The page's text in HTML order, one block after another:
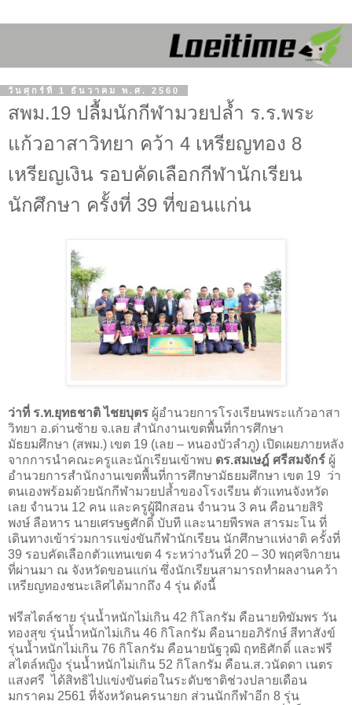
วันศุกร์ที่ 1 ธันวาคม พ.ศ. 2560
สพม.19 ปลื้มนักกีฬามวยปล้ำ ร.ร.พระ
แก้วอาสาวิทยา คว้า 4 เหรียญทอง 8
เหรียญเงิน รอบคัดเลือกกีฬานักเรียน
นักศึกษา ครั้งที่ 39 ที่ขอนแก่น
ว่าที่ ร.ท.ยุทธชาติ ไชยบุตร ผู้อำนวยการโรงเรียนพระแก้วอาสา
วิทยา อ.ด่านซ้าย จ.เลย สำนักงานเขตพื้นที่การศึกษา
มัธยมศึกษา (สพม.) เขต 19 (เลย – หนองบัวลำภู) เปิดเผยภายหลัง
จากการนำคณะครูและนักเรียนเข้าพบ ดร.สมเษฎ์ ศรีสมจักร์ ผู้
อำนวยการสำนักงานเขตพื้นที่การศึกษามัธยมศึกษา เขต 19 ว่า
ตนเองพร้อมด้วยนักกีฬามวยปล้ำของโรงเรียน ตัวแทนจังหวัด
เลย จำนวน 12 คน และครูผู้ฝึกสอน จำนวน 3 คน คือนายสิริ
พงษ์ ลือหาร นายเศรษฐศักดิ์ บับที และนายพีรพล สารมะโน ที่
เดินทางเข้าร่วมการแข่งขันกีฬานักเรียน นักศึกษาแห่งาติ ครั้งที่
39 รอบคัดเลือกตัวแทนเขต 4 ระหว่างวันที่ 20 – 30 พฤศจิกายน
ที่ผ่านมา ณ จังหวัดขอนแก่น ซึ่งนักเรียนสามารถทำผลงานคว้า
เหรียญทองชนะเลิศได้มากถึง 4 รุ่น ดังนี้
ฟรีสไตล์ชาย รุ่นน้ำหนักไม่เกิน 42 กิโลกรัม คือนายทิฆัมพร วัน
ทองสุข รุ่นน้ำหนักไม่เกิน 46 กิโลกรัม คือนายอภิรักษ์ สีทาสังข์
รุ่นน้ำหนักไม่เกิน 76 กิโลกรัม คือนายนัฐวุฒิ ฤทธิศักดิ์ และฟรี
สไตล์หญิง รุ่นน้ำหนักไม่เกิน 52 กิโลกรัม คือน.ส.วนัดดา เนตร
แสงศรี ได้สิทธิไปแข่งขันต่อในระดับชาติช่วงปลายเดือน
มกราคม 2561 ที่จังหวัดนครนายก ส่วนนักกีฬาอีก 8 รุ่น